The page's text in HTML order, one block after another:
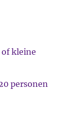
kleine
personen